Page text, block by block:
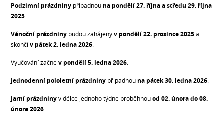
Podzimní prázdniny připadnou na pondělí27. října a středu 29. října
2025
Vánoční prázdniny budou zahájenyv pondělí 22. prosince 2025a
skončív pátek 2. ledna 2026
Vyučování začnev pondělí 5. ledna 2026
Jednodenní pololetní prázdniny připadnou na pátek 30. ledna 2026
Jarní prázdninyv délce jednoho týdne proběhnouod 02. února do 08.
února 2026